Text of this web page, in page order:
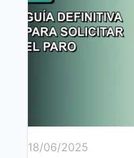
18/06/2025